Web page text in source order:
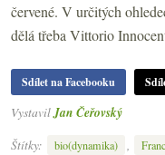
červené. V určitých
dělá třeba Vittorio
Sdílet na Facebooku
Vystavil Jan Čeřovský
Štítky:
bio(dynamika) ,